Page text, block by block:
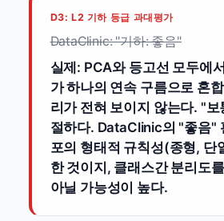
D3: L2 기하 등급 과대평가
DataClinic: "기하: 좋음"
실제: PCA와 등고선 모두에
가 하나의 연속 구름으로 혼
리가 전혀 보이지 않는다. "보
절하다. DataClinic의 "좋음"
포의 형태적 규칙성(종형, 단
한 것이지, 클래스간 분리도
아닐 가능성이 높다.